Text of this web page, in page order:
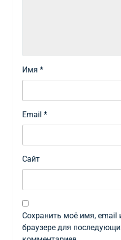
Имя *
Email *
Сайт
Сохранить моё имя, email
браузере для